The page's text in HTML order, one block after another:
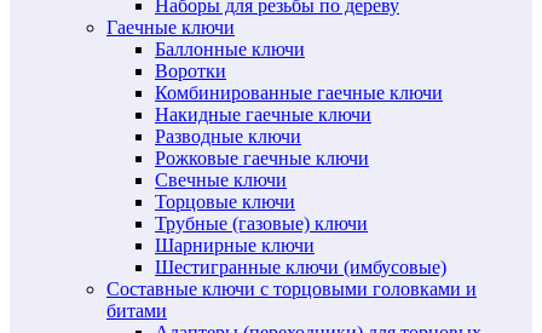
Наборы для резьбы по дереву
Гаечные ключи
Баллонные ключи
Воротки
Комбинированные гаечные ключи
Накидные гаечные ключи
Разводные ключи
Рожковые гаечные ключи
Свечные ключи
Торцовые ключи
Трубные (газовые) ключи
Шарнирные ключи
Шестигранные ключи (имбусовые)
Составные ключи с торцовыми головками и
битами